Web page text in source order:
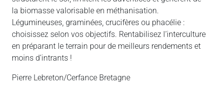
la biomasse valorisable en méthanisation.
Légumineuses, graminées, crucifères ou phacélie :
choisissez selon vos objectifs. Rentabilisez l’interculture
en préparant le terrain pour de meilleurs rendements et
moins d’intrants !
Pierre Lebreton/Cerfance Bretagne